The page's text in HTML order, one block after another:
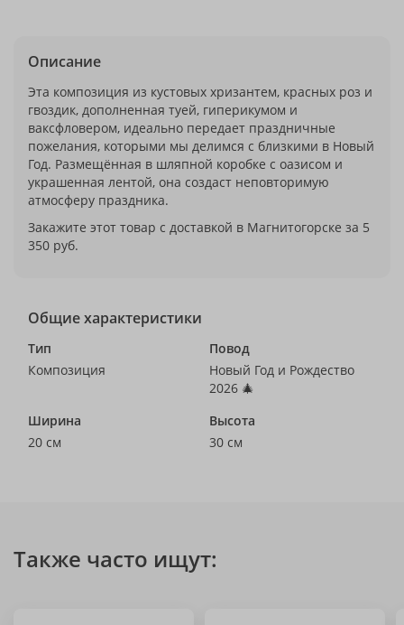
Описание
Эта композиция из кустовых хризантем, красных роз и
гвоздик, дополненная туей, гиперикумом и
ваксфловером, идеально передает праздничные
пожелания, которыми мы делимся с близкими в Новый
Год. Размещённая в шляпной коробке с оазисом и
украшенная лентой, она создаст неповторимую
атмосферу праздника.
Закажите этот товар с доставкой в Магнитогорске за 5
350 руб.
Общие характеристики
Тип
Композиция
Повод
Новый Год и Рождество
2026 🎄
Ширина
20 см
Высота
30 см
Также часто ищут: